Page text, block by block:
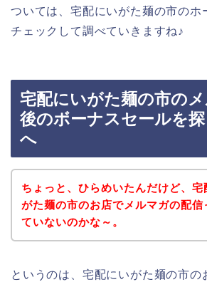
ついては、宅配にいがた麺の市のホ
チェックして調べていきますね♪
宅配にいがた麺の市の
後のボーナスセールを
へ
ちょっと、ひらめいたんだけど、宅
がた麺の市のお店でメルマガの配信
ていないのかな～。
というのは、宅配にいがた麺の市の